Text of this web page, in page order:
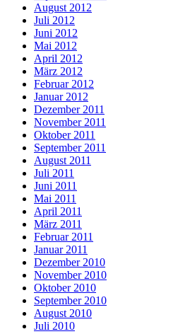
August 2012
Juli 2012
Juni 2012
Mai 2012
April 2012
März 2012
Februar 2012
Januar 2012
Dezember 2011
November 2011
Oktober 2011
September 2011
August 2011
Juli 2011
Juni 2011
Mai 2011
April 2011
März 2011
Februar 2011
Januar 2011
Dezember 2010
November 2010
Oktober 2010
September 2010
August 2010
Juli 2010